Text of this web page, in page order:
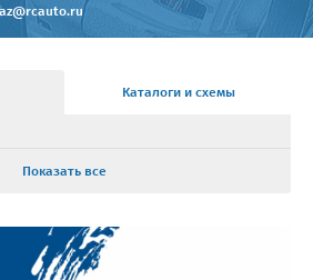
Каталоги и схемы
Показать все